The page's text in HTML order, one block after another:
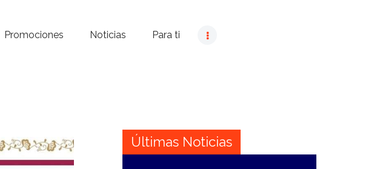
Promociones Noticias Para ti
Últimas Noticias